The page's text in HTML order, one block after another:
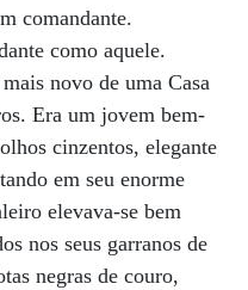
comandante.
como aquele.
novo de uma Casa
Era um jovem bem-
cinzentos, elegante
em seu enorme
elevava-se bem
nos seus garranos de
negras de couro,